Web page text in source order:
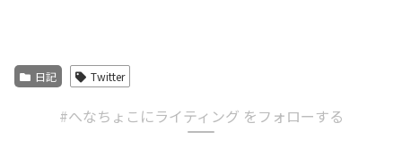
日記 Twitter
#へなちょこにライティング をフォローする